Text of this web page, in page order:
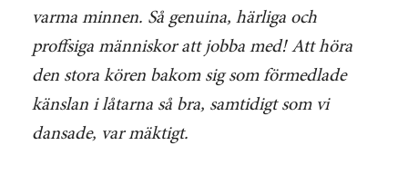
varma minnen. Så genuina, härliga och
proffsiga människor att jobba med! Att höra
den stora kören bakom sig som förmedlade
känslan i låtarna så bra, samtidigt som vi
dansade, var mäktigt.